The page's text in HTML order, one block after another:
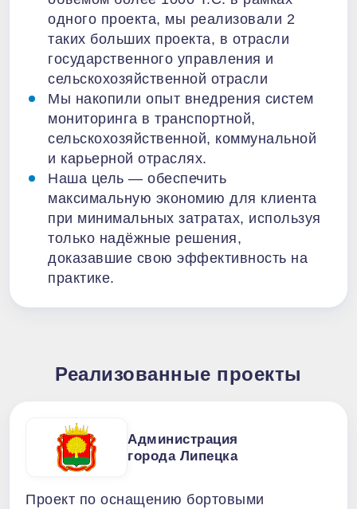
одного проекта, мы реализовали 2
таких больших проекта, в отрасли
государственного управления и
сельскохозяйственной отрасли
Мы накопили опыт внедрения систем
мониторинга в транспортной,
сельскохозяйственной, коммунальной
и карьерной отраслях.
Наша цель — обеспечить
максимальную экономию для клиента
при минимальных затратах, используя
только надёжные решения,
доказавшие свою эффективность на
практике.
Реализованные проекты
Администрация
города Липецка
Проект по оснащению бортовыми